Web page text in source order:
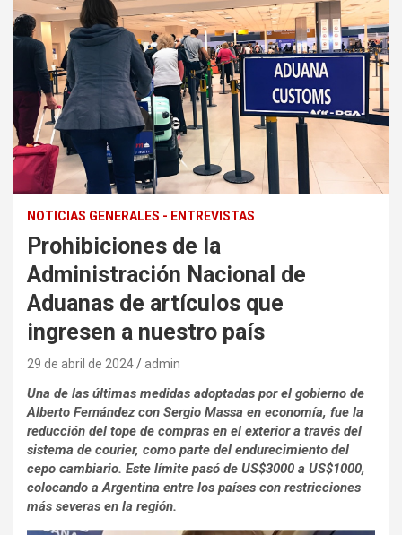
NOTICIAS GENERALES - ENTREVISTAS
Prohibiciones de la
Administración Nacional de
Aduanas de artículos que
ingresen a nuestro país
29 de abril de 2024 admin
Una de las últimas medidas adoptadas por el gobierno de
Alberto Fernández con Sergio Massa en economía, fue la
reducción del tope de compras en el exterior a través del
sistema de courier, como parte del endurecimiento del
cepo cambiario. Este límite pasó de US$3000 a US$1000,
colocando a Argentina entre los países con restricciones
más severas en la región.